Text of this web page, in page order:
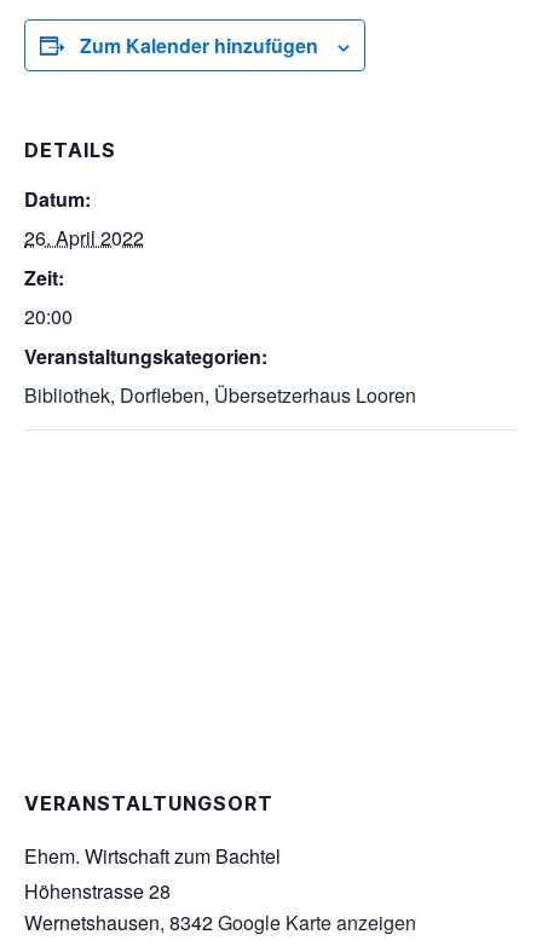
Zum Kalender hinzufügen
DETAILS
Datum:
26. April 2022
Zeit:
20:00
Veranstaltungskategorien:
Bibliothek, Dorfleben, Übersetzerhaus Looren
VERANSTALTUNGSORT
Ehem. Wirtschaft zum Bachtel
Höhenstrasse 28
Wernetshausen, 8342Google Karte anzeigen